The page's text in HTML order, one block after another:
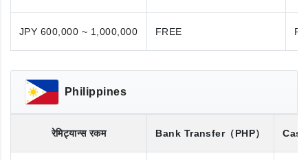
JPY 600,000 ~ 1,000,000 FREE
Philippines
रेमिट्यान्स रकम Bank Transfer（PHP）